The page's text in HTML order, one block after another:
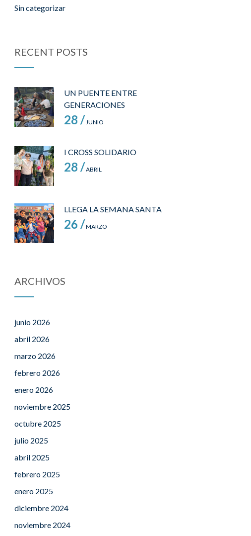
Sin categorizar
RECENT POSTS
UN PUENTE ENTRE
GENERACIONES
28 / JUNIO
I CROSS SOLIDARIO
28 /ABRIL
LLEGA LA SEMANA SANTA
26 /MARZO
ARCHIVOS
junio 2026
abril 2026
marzo 2026
febrero 2026
enero 2026
noviembre 2025
octubre 2025
julio 2025
abril 2025
febrero 2025
enero 2025
diciembre 2024
noviembre 2024